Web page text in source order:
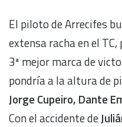
El piloto de Arrecifes
extensa racha en el
3ª mejor marca de
pondría a la altura de
Jorge Cupeiro, Dante
Con el accidente de